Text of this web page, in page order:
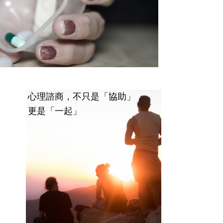
心理諮商，不只是「協助」，
更是「一起」